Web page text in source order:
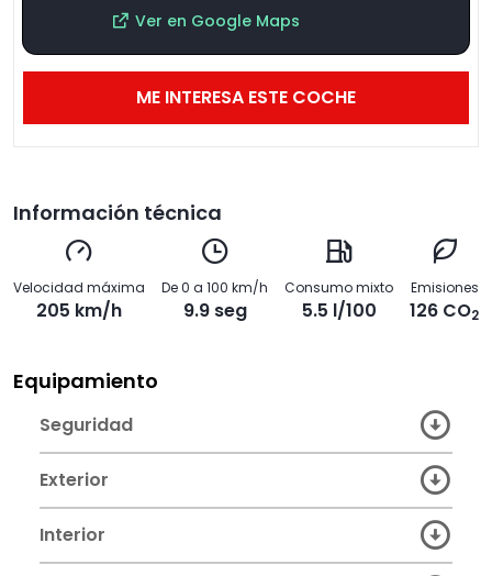
Ver en Google Maps
ME INTERESA ESTE COCHE
Información técnica
Velocidad máxima
205 km/h
De 0 a 100 km/h
9.9 seg
Consumo mixto
5.5 l/100
Emisiones
126 CO2
Equipamiento
Seguridad
Exterior
Interior